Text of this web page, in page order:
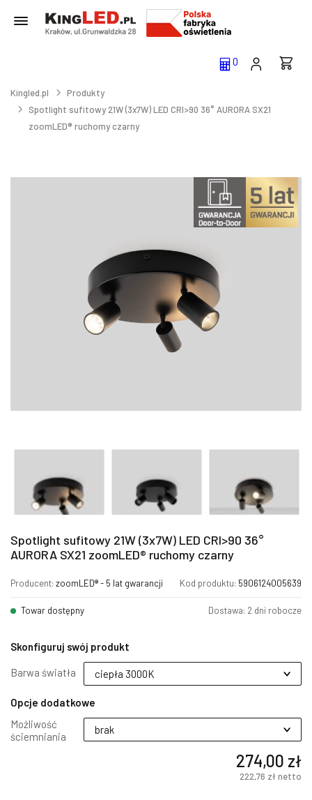
0
Kingled.pl
Produkty
Spotlight sufitowy 21W (3x7W) LED CRI>90 36° AURORA SX21
zoomLED® ruchomy czarny
Spotlight sufitowy 21W (3x7W) LED CRI>90 36°
AURORA SX21 zoomLED® ruchomy czarny
Producent: zoomLED® - 5 lat gwarancji Kod produktu: 5906124005639
Towar dostępny Dostawa: 2 dni robocze
Skonfiguruj swój produkt
Barwa światła
Opcje dodatkowe
Możliwość
ściemniania
274,00 zł
222,76 złnetto